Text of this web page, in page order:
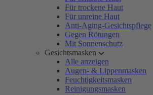
Für trockene Haut
Für unreine Haut
Anti-Aging-Gesichtspflege
Gegen Rötungen
Mit Sonnenschutz
Gesichtsmasken
Alle anzeigen
Augen- & Lippenmasken
Feuchtigkeitsmasken
Reinigungsmasken